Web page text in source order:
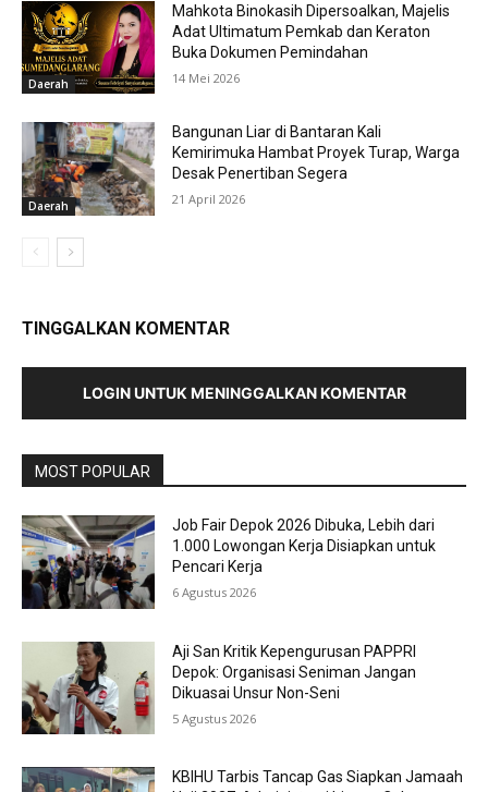
Daerah
Mahkota Binokasih Dipersoalkan, Majelis
Adat Ultimatum Pemkab dan Keraton
Buka Dokumen Pemindahan
14 Mei 2026
Daerah
Bangunan Liar di Bantaran Kali
Kemirimuka Hambat Proyek Turap, Warga
Desak Penertiban Segera
21 April 2026
TINGGALKAN KOMENTAR
LOGIN UNTUK MENINGGALKAN KOMENTAR
MOST POPULAR
Job Fair Depok 2026 Dibuka, Lebih dari
1.000 Lowongan Kerja Disiapkan untuk
Pencari Kerja
6 Agustus 2026
Aji San Kritik Kepengurusan PAPPRI
Depok: Organisasi Seniman Jangan
Dikuasai Unsur Non-Seni
5 Agustus 2026
KBIHU Tarbis Tancap Gas Siapkan Jamaah